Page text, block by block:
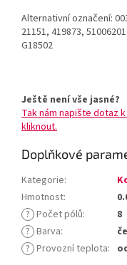
Alternativní označení:
21151, 419873,
G18502
Ještě není vše jasné?
Tak nám napište dotaz k
kliknout.
Doplňkové
Kategorie:
Hmotnost:
? Počet pólů:
8
? Barva:
? Provozní teplota: